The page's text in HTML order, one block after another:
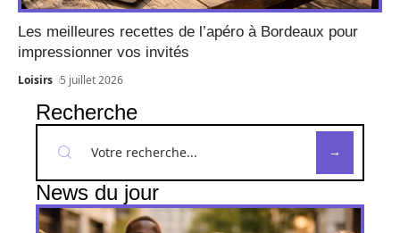
Les meilleures recettes de l’apéro à Bordeaux pour
impressionner vos invités
Loisirs 5 juillet 2026
Recherche
News du jour